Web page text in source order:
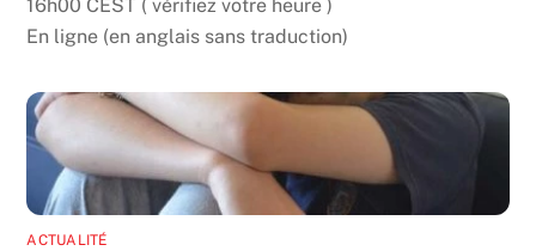
16h00 CEST ( vérifiez votre heure )
En ligne (en anglais sans traduction)
ACTUALITÉ